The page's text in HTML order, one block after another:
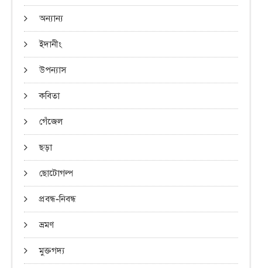
অন্যান্য
ইদানীং
উপন্যাস
কবিতা
গেঁজেল
ছড়া
ছোটোগল্প
প্রবন্ধ-নিবন্ধ
ভ্রমণ
মুক্তগদ্য